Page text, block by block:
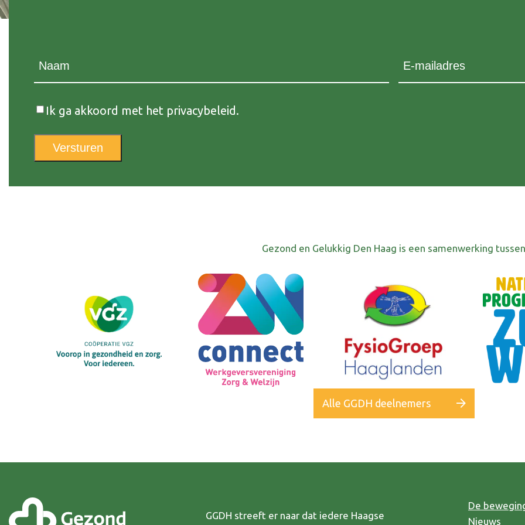
Instemming
Ik ga akkoord met het privacybeleid.
Versturen
Gezond en Gelukkig Den Haag is een samenwerking tussen
Alle GGDH deelnemers
GGDH streeft er naar dat iedere Haagse
De
Nieuws